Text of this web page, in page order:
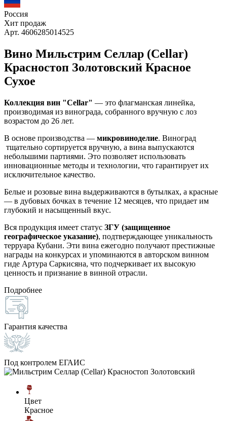
Россия
Хит продаж
Арт. 4606285014525
Вино Мильстрим Селлар (Cellar)
Красностоп Золотовский Красное
Сухое
Коллекция вин "Cellar" — это флагманская линейка,
производимая из винограда, собранного вручную с лоз
возрастом до 26 лет.
В основе производства — микровиноделие. Виноград
тщательно сортируется вручную, а вина выпускаются
небольшими партиями. Это позволяет использовать
инновационные методы и технологии, что гарантирует их
исключительное качество.
Белые и розовые вина выдерживаются в бутылках, а красные
— в дубовых бочках в течение 12 месяцев, что придает им
глубокий и насыщенный вкус.
Вся продукция имеет статус ЗГУ (защищенное
географическое указание), подтверждающее уникальность
терруара Кубани. Эти вина ежегодно получают престижные
награды на конкурсах и упоминаются в авторском винном
гиде Артура Саркисяна, что подчеркивает их высокую
ценность и признание в винной отрасли.
Подробнее
Гарантия качества
Под контролем ЕГАИС
Цвет
Красное